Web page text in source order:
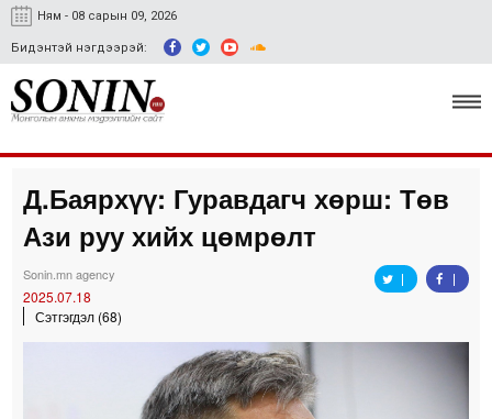
Ням - 08 сарын 09, 2026
Бидэнтэй нэгдээрэй:
Улс төр, эдийн засаг
Гэмт хэрэг
Спорт
Easy news
Д.Баярхүү: Гуравдагч хөрш: Төв
Ази руу хийх цөмрөлт
Sonin.mn agency
2025.07.18
Сэтгэгдэл (68)